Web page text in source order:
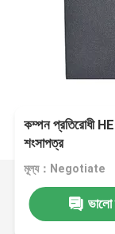
কম্পন প্রতিরোধী
শংসাপত্র
মূল্য：Negotiate
ভালো